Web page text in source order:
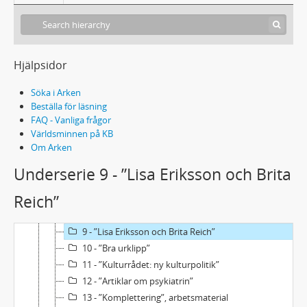
Hjälpsidor
Söka i Arken
Beställa för läsning
FAQ - Vanliga frågor
Världsminnen på KB
Om Arken
Underserie 9 - ”Lisa Eriksson och Brita
Reich”
Acc2023/7 - Carlo Derkerts samling, tillägg
2 - Biographica
2 - ”Realism I”
3 - ”80-talet I-III”
5 - ”Män på K.A”
6 - ”Unga skulptörer”
9 - ”Lisa Eriksson och Brita Reich”
10 - ”Bra urklipp”
11 - ”Kulturrådet: ny kulturpolitik”
12 - ”Artiklar om psykiatrin”
13 - ”Komplettering”, arbetsmaterial